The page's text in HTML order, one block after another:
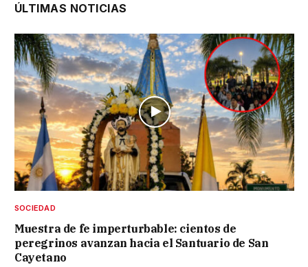
ÚLTIMAS NOTICIAS
SOCIEDAD
Muestra de fe imperturbable: cientos de
peregrinos avanzan hacia el Santuario de San
Cayetano